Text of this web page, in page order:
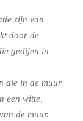
zijn van
door de
gedijen in
die in de muur
een witte,
de muur.